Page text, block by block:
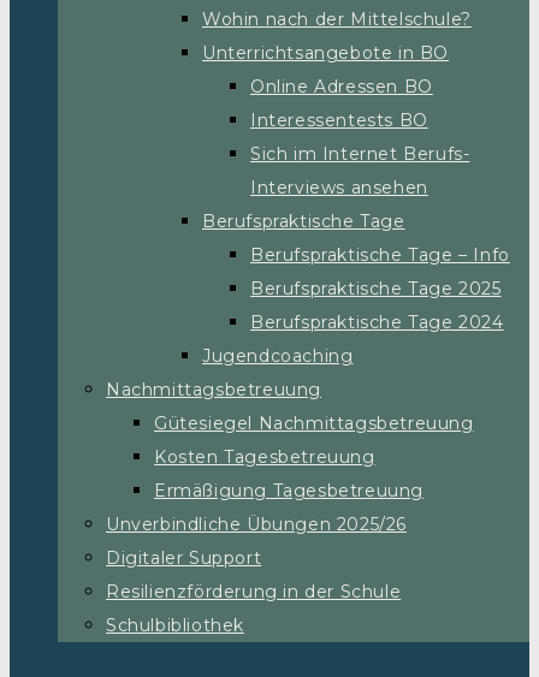
Wohin nach der Mittelschule?
Unterrichtsangebote in BO
Online Adressen BO
Interessentests BO
Sich im Internet Berufs-
Interviews ansehen
Berufspraktische Tage
Berufspraktische Tage – Info
Berufspraktische Tage 2025
Berufspraktische Tage 2024
Jugendcoaching
Nachmittagsbetreuung
Gütesiegel Nachmittagsbetreuung
Kosten Tagesbetreuung
Ermäßigung Tagesbetreuung
Unverbindliche Übungen 2025/26
Digitaler Support
Resilienzförderung in der Schule
Schulbibliothek